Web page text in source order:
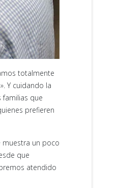
totalmente
Y cuidando la
que
prefieren
muestra un poco
que
atendido